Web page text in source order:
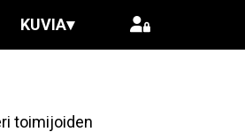
KUVIA▾
toimijoiden